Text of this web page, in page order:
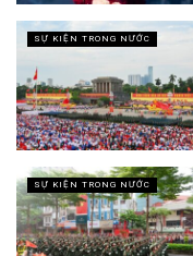
SỰ KIỆN TRONG NƯỚC
SỰ KIỆN TRONG NƯỚC